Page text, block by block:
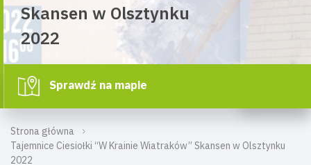
Strona główna
Tajemnice Ciesiołki “W Krainie Wiatraków” Skansen w Olsztynku
2022
Skansen w Olsztynku
2022
Sprawdź na mapie